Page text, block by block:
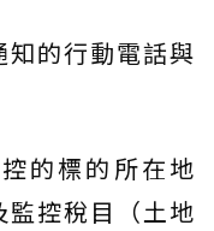
知的行動電話與
的標的所在地
監控稅目（土地